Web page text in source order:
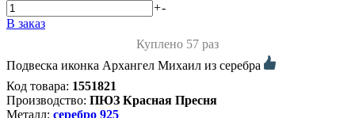
+-
В заказ
Куплено 57 раз
Подвеска иконка Архангел Михаил из серебра
Код товара: 1551821
Производство: ПЮЗ Красная Пресня
Металл: серебро 925